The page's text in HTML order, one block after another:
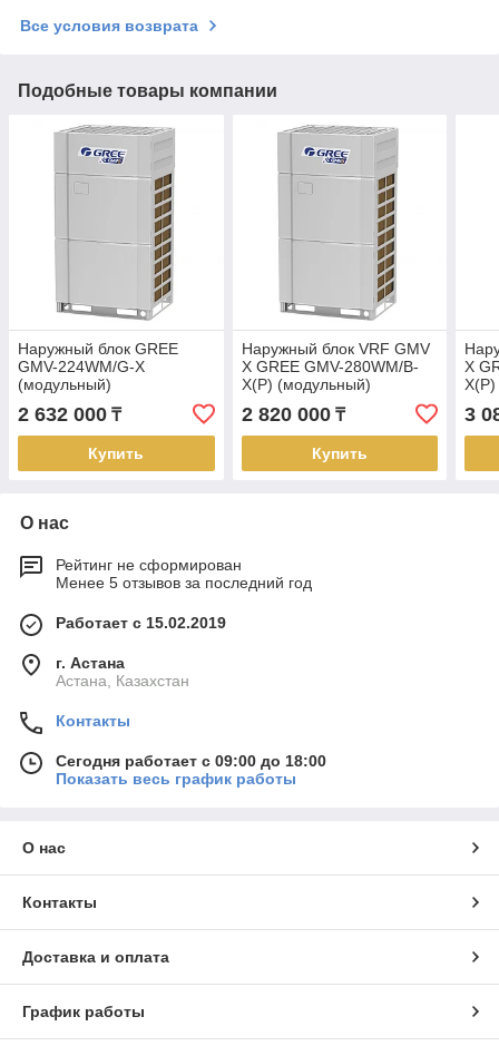
Все условия возврата
Подобные товары компании
Наружный блок GREE
GMV-224WM/G-X
(модульный)
2 632 000 ₸
Купить
Наружный блок VRF GMV
X GREE GMV-280WM/B-
X(P) (модульный)
2 820 000₸
Купить
X
3
О нас
Рейтинг не сформирован
Менее 5 отзывов за последний год
Работает с 15.02.2019
г. Астана
Астана, Казахстан
Контакты
Сегодня работает с 09:00 до 18:00
Показать весь график работы
О нас
Контакты
Доставка и оплата
График работы